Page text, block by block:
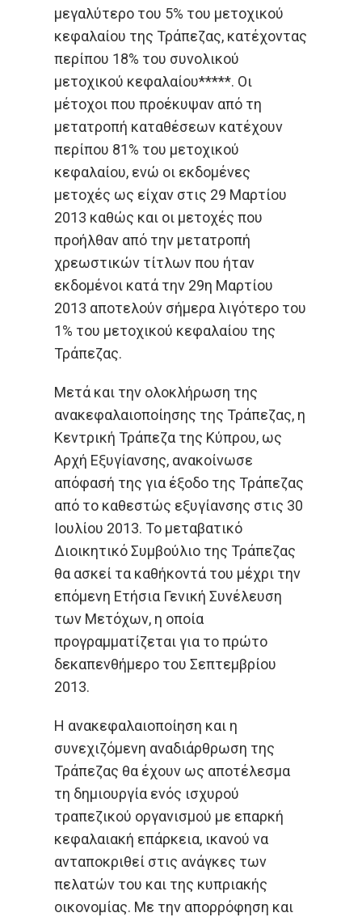
μεγαλύτερο του 5% του μετοχικού
κεφαλαίου της Τράπεζας, κατέχοντας
περίπου 18% του συνολικού
μετοχικού κεφαλαίου*****. Οι
μέτοχοι που προέκυψαν από τη
μετατροπή καταθέσεων κατέχουν
περίπου 81% του μετοχικού
κεφαλαίου, ενώ οι εκδομένες
μετοχές ως είχαν στις 29 Μαρτίου
2013 καθώς και οι μετοχές που
προήλθαν από την μετατροπή
χρεωστικών τίτλων που ήταν
εκδομένοι κατά την 29η Μαρτίου
2013 αποτελούν σήμερα λιγότερο του
1% του μετοχικού κεφαλαίου της
Τράπεζας.
Μετά και την ολοκλήρωση της
ανακεφαλαιοποίησης της Τράπεζας, η
Κεντρική Τράπεζα της Κύπρου, ως
Αρχή Εξυγίανσης, ανακοίνωσε
απόφασή της για έξοδο της Τράπεζας
από το καθεστώς εξυγίανσης στις 30
Ιουλίου 2013. Το μεταβατικό
Διοικητικό Συμβούλιο της Τράπεζας
θα ασκεί τα καθήκοντά του μέχρι την
επόμενη Ετήσια Γενική Συνέλευση
των Μετόχων, η οποία
προγραμματίζεται για το πρώτο
δεκαπενθήμερο του Σεπτεμβρίου
2013.
Η ανακεφαλαιοποίηση και η
συνεχιζόμενη αναδιάρθρωση της
Τράπεζας θα έχουν ως αποτέλεσμα
τη δημιουργία ενός ισχυρού
τραπεζικού οργανισμού με επαρκή
κεφαλαιακή επάρκεια, ικανού να
ανταποκριθεί στις ανάγκες των
πελατών του και της κυπριακής
οικονομίας. Με την απορρόφηση και